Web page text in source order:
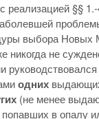
реализацией §§
выбора Новых
никогда не
одних
(не менее
в опалу